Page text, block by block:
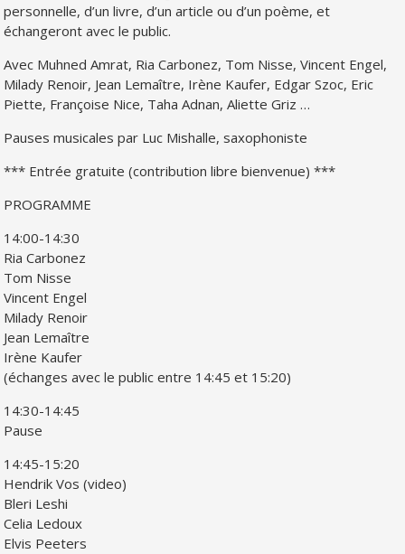
personnelle, d’un livre, d’un article ou d’un poème, et
échangeront avec le public.
Avec Muhned Amrat, Ria Carbonez, Tom Nisse, Vincent Engel,
Milady Renoir, Jean Lemaître, Irène Kaufer, Edgar Szoc, Eric
Piette, Françoise Nice, Taha Adnan, Aliette Griz …
Pauses musicales par Luc Mishalle, saxophoniste
*** Entrée gratuite (contribution libre bienvenue) ***
PROGRAMME
14:00-14:30
Ria Carbonez
Tom Nisse
Vincent Engel
Milady Renoir
Jean Lemaître
Irène Kaufer
(échanges avec le public entre 14:45 et 15:20)
14:30-14:45
Pause
14:45-15:20
Hendrik Vos (video)
Bleri Leshi
Celia Ledoux
Elvis Peeters